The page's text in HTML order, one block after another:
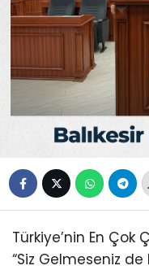
Türkiye’nin En Çok
“Siz Gelmeseniz de